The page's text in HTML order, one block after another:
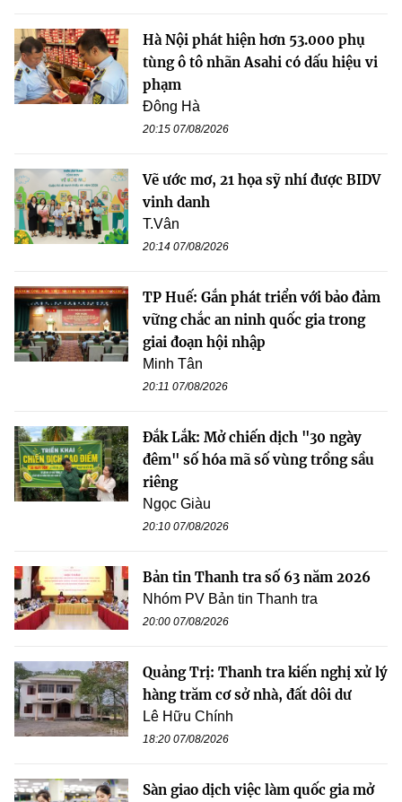
Hà Nội phát hiện hơn 53.000 phụ
tùng ô tô nhãn Asahi có dấu hiệu vi
phạm
Đông Hà
20:15 07/08/2026
Vẽ ước mơ, 21 họa sỹ nhí được BIDV
vinh danh
T.Vân
20:14 07/08/2026
TP Huế: Gắn phát triển với bảo đảm
vững chắc an ninh quốc gia trong
giai đoạn hội nhập
Minh Tân
20:11 07/08/2026
Đắk Lắk: Mở chiến dịch "30 ngày
đêm" số hóa mã số vùng trồng sầu
riêng
Ngọc Giàu
20:10 07/08/2026
Bản tin Thanh tra số 63 năm 2026
Nhóm PV Bản tin Thanh tra
20:00 07/08/2026
Quảng Trị: Thanh tra kiến nghị xử lý
hàng trăm cơ sở nhà, đất dôi dư
Lê Hữu Chính
18:20 07/08/2026
Sàn giao dịch việc làm quốc gia mở